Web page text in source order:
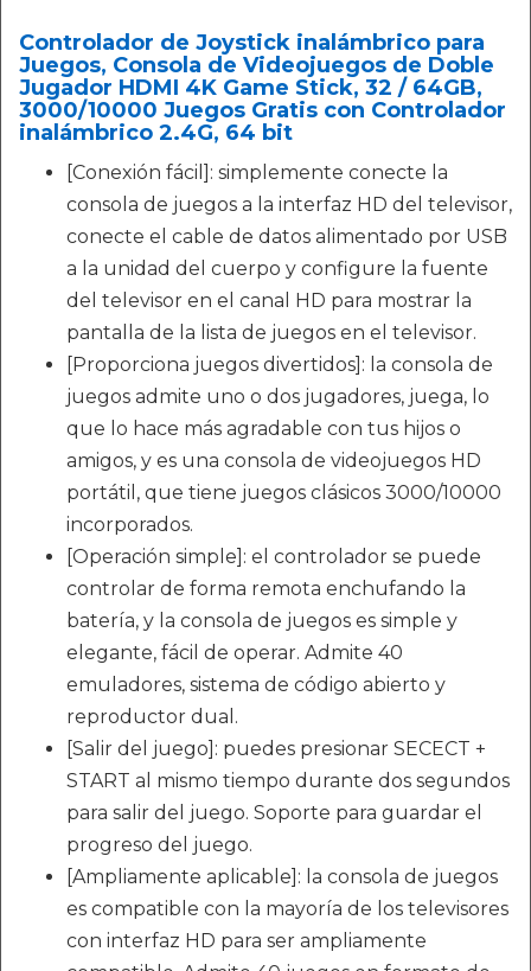
Controlador de Joystick inalámbrico para
Juegos, Consola de Videojuegos de Doble
Jugador HDMI 4K Game Stick, 32 / 64GB,
3000/10000 Juegos Gratis con Controlador
inalámbrico 2.4G, 64 bit
[Conexión fácil]: simplemente conecte la
consola de juegos a la interfaz HD del televisor,
conecte el cable de datos alimentado por USB
a la unidad del cuerpo y configure la fuente
del televisor en el canal HD para mostrar la
pantalla de la lista de juegos en el televisor.
[Proporciona juegos divertidos]: la consola de
juegos admite uno o dos jugadores, juega, lo
que lo hace más agradable con tus hijos o
amigos, y es una consola de videojuegos HD
portátil, que tiene juegos clásicos 3000/10000
incorporados.
[Operación simple]: el controlador se puede
controlar de forma remota enchufando la
batería, y la consola de juegos es simple y
elegante, fácil de operar. Admite 40
emuladores, sistema de código abierto y
reproductor dual.
[Salir del juego]: puedes presionar SECECT +
START al mismo tiempo durante dos segundos
para salir del juego. Soporte para guardar el
progreso del juego.
[Ampliamente aplicable]: la consola de juegos
es compatible con la mayoría de los televisores
con interfaz HD para ser ampliamente